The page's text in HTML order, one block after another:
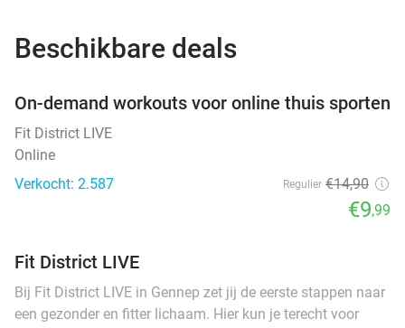
Beschikbare deals
On-demand workouts voor online thuis sporten
Fit District LIVE
Online
Verkocht: 2.587
Regulier €14,90
€9,99
Fit District LIVE
Bij Fit District LIVE in Gennep zet jij de eerste stappen naar
een gezonder en fitter lichaam. Hier kun je terecht voor